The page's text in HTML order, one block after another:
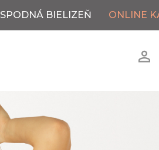
SPODNÁ BIELIZEŇ ONLINE